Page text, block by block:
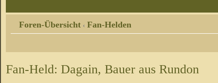
Foren-Übersicht ‹ Fan-Helden
Fan-Held: Dagain, Bauer aus Rundon